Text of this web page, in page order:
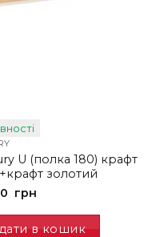
U (полка 180) крафт
золотий
грн
в кошик